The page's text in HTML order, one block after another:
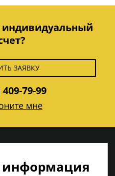
индивидуальный
ЗАЯВКУ
79-99
мне
информация